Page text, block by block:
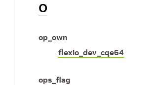
O
op_own
flexio_dev_cqe64
ops_flag